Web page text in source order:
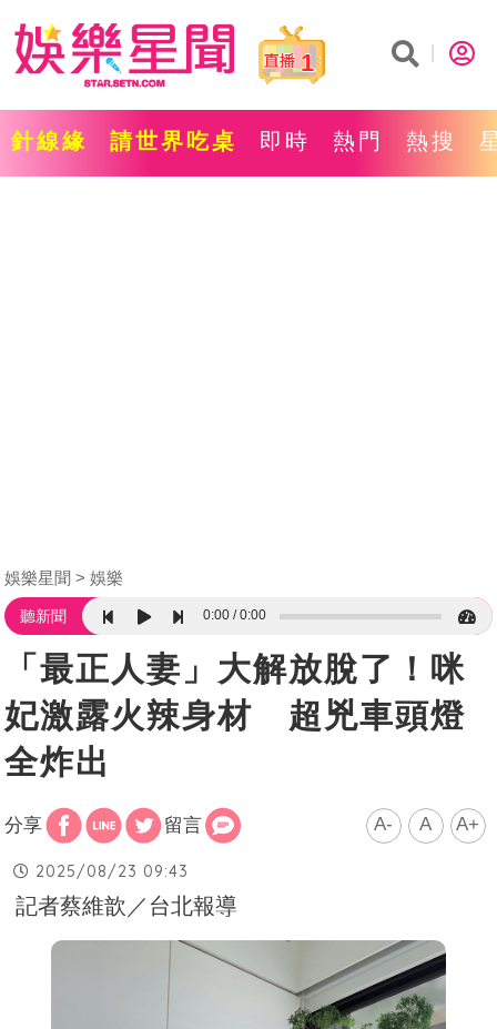
1
針線緣 請世界吃桌 即時 熱門 熱搜
娛樂星聞 娛樂
聽新聞 0:00 0:00
「最正人妻」大解放脫了！咪
妃激露火辣身材 超兇車頭燈
全炸出
分享 留言 A- A A+
2025/08/23 09:43
記者蔡維歆／台北報導